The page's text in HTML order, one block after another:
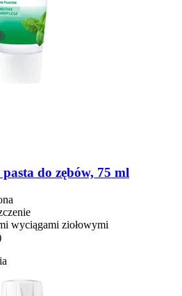
do zębów, 75 ml
wyciągami ziołowymi